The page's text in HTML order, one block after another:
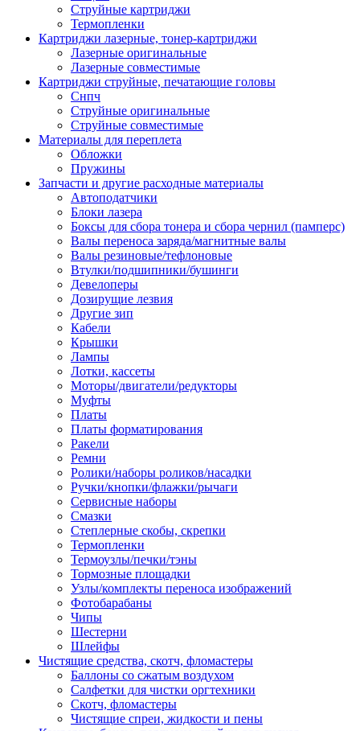
ответвительный
Муфта кабельная концевая
Муфта кабельная соединительная
Наконечник быстроразмыкаемый
Наконечник кабельный со
Наконечник кабельный трубчатый
медных проводников
Наконечник обжимной кабельный
медных проводников
din 46236
Наконечник-гильза для медных
проводников
Пружина постоянного давления
Сжим ответвительный,
Ящик для хранения инструмента и
Анкер болтовой
Болт анкерный
Болт с т-образной головкой
Болт с шестигранной головкой
Винт с кольцом
Гайка длинная
Гайка скользящая
Гайка стопорная
Лента монтажная
Основание монтажное для
стяжек и элементов
Растворитель
Саморез
Струйные картриджи
Термопленки
Картриджи лазерные, тонер-картриджи
Лазерные оригинальные
Лазерные совместимые
Картриджи струйные, печатающие головы
Снпч
Струйные оригинальные
Струйные совместимые
Материалы для переплета
Обложки
Пружины
Запчасти и другие расходные материалы
Автоподатчики
Блоки лазера
Боксы для сбора тонера и сбора чернил (памперс)
Валы переноса заряда/магнитные валы
Валы резиновые/тефлоновые
Втулки/подшипники/бушинги
Девелоперы
Дозирущие лезвия
Другие зип
Кабели
Крышки
Лампы
Лотки, кассеты
Моторы/двигатели/редукторы
Муфты
Платы
Платы форматирования
Ракели
Ремни
Ролики/наборы роликов/насадки
Ручки/кнопки/флажки/рычаги
Сервисные наборы
Смазки
Степлерные скобы, скрепки
Термопленки
Термоузлы/печки/тэны
Тормозные площадки
Узлы/комплекты переноса изображений
Фотобарабаны
Чипы
Шестерни
Шлейфы
Чистящие средства, скотч, фломастеры
Баллоны со сжатым воздухом
Салфетки для чистки оргтехники
Скотч, фломастеры
Чистящие спреи, жидкости и пены